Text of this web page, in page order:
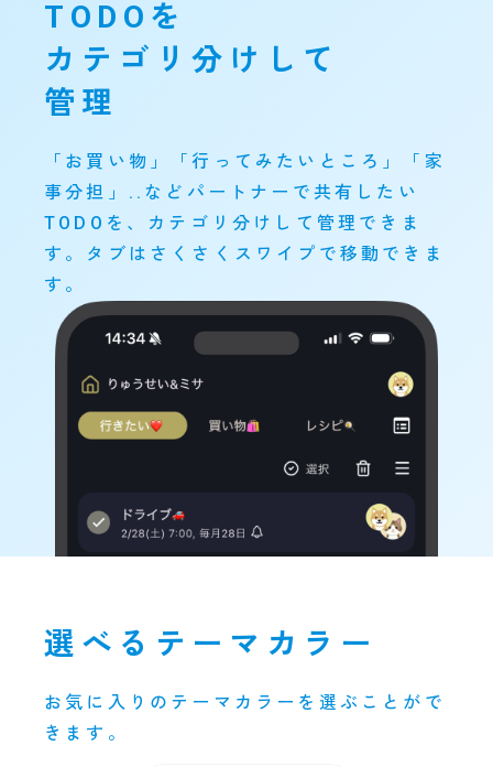
TODOを
カテゴリ分けして
管理
「お買い物」「行ってみたいところ」「家
事分担」..などパートナーで共有したい
TODOを、カテゴリ分けして管理できま
す。タブはさくさくスワイプで移動できま
す。
選べるテーマカラー
お気に入りのテーマカラーを選ぶことがで
きます。